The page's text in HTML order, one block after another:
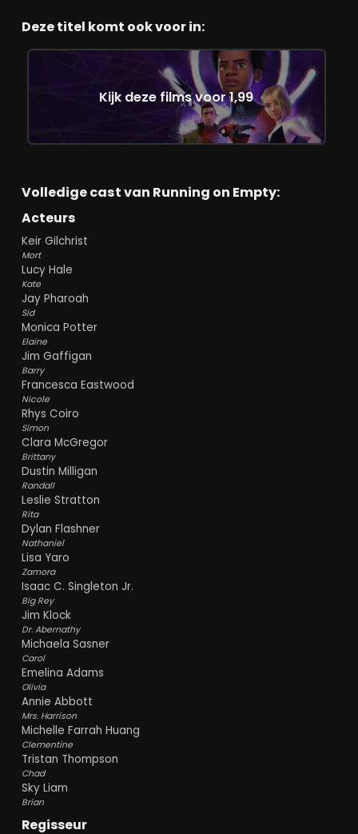
Deze titel komt ook voor in:
Kijk deze films voor 1,99
Volledige cast van Running on Empty:
Acteurs
Keir Gilchrist
Mort
Lucy Hale
Kate
Jay Pharoah
Sid
Monica Potter
Elaine
Jim Gaffigan
Barry
Francesca Eastwood
Nicole
Rhys Coiro
Simon
Clara McGregor
Brittany
Dustin Milligan
Randall
Leslie Stratton
Rita
Dylan Flashner
Nathaniel
Lisa Yaro
Zamora
Isaac C. Singleton Jr.
Big Rey
Jim Klock
Dr. Abernathy
Michaela Sasner
Carol
Emelina Adams
Olivia
Annie Abbott
Mrs. Harrison
Michelle Farrah Huang
Clementine
Tristan Thompson
Chad
Sky Liam
Brian
Regisseur